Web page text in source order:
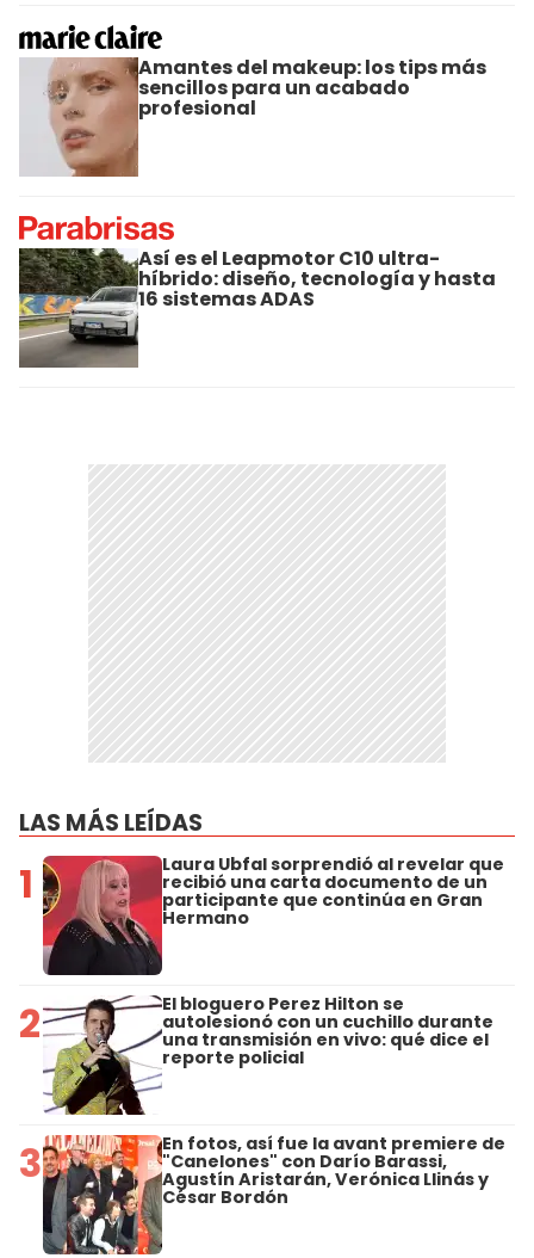
Amantes del makeup: los tips más
sencillos para un acabado
profesional
Así es el Leapmotor C10 ultra-
híbrido: diseño, tecnología y hasta
16 sistemas ADAS
LAS MÁS LEÍDAS
1 Laura Ubfal sorprendió al revelar que
recibió una carta documento de un
participante que continúa en Gran
Hermano
2 El bloguero Perez Hilton se
autolesionó con un cuchillo durante
una transmisión en vivo: qué dice el
reporte policial
3 En fotos, así fue la avant premiere de
"Canelones" con Darío Barassi,
Agustín Aristarán, Verónica Llinás y
César Bordón